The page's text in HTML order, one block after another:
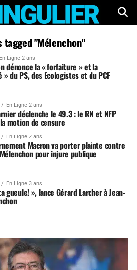
tagged "Mélenchon"
En Ligne 2 ans
dénonce la « forfaiture » et la
du PS, des Ecologistes et du PCF
En Ligne 2 ans
déclenche le 49.3 : le RN et NFP
motion de censure
En Ligne 2 ans
Macron va porter plainte contre
pour injure publique
En Ligne 3 ans
gueule! », lance Gérard Larcher à Jean-